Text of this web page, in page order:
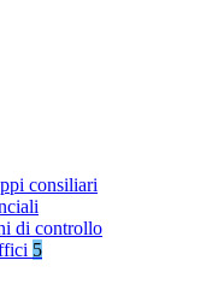
consiliari
di controllo
5